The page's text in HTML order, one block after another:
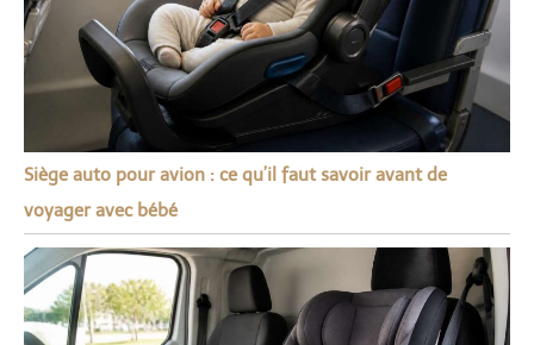
Siège auto pour avion : ce qu’il faut savoir avant de
voyager avec bébé